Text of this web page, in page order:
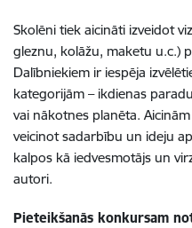
Skolēni tiek aicināti izveidot
gleznu, kolāžu, maketu u.c.)
Dalībniekiem ir iespēja
kategorijām – ikdienas
vai nākotnes planēta.
veicinot sadarbību un ideju
kalpos kā iedvesmotājs un
autori.
Pieteikšanās konkursam